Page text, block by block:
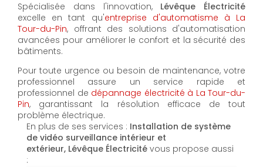
Spécialisée dans l'innovation, Lévêque Électricité
excelle en tant qu'entreprise d'automatisme à La
Tour-du-Pin, offrant des solutions d'automatisation
avancées pour améliorer le confort et la sécurité des
bâtiments.
Pour toute urgence ou besoin de maintenance, votre
professionnel assure un service rapide et
professionnel de dépannage électricité à La Tour-du-
Pin, garantissant la résolution efficace de tout
problème électrique.
En plus de ses services : Installation de système
de vidéo surveillance intérieur et
extérieur, Lévêque Électricité vous propose aussi
: